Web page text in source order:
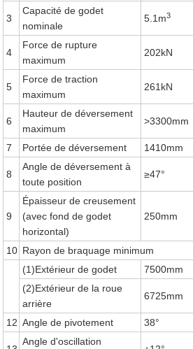
3
Capacité de godet
nominale
5.1m3
4
Force de rupture
maximum
202kN
5
Force de traction
maximum
261kN
6
Hauteur de déversement
maximum
>3300mm
7 Portée de déversement 1410mm
8
Angle de déversement à
toute position
≥47°
9
Épaisseur de creusement
(avec fond de godet
horizontal)
250mm
10 Rayon de braquage minimum
(1)Extérieur de godet
7500mm
(2)Extérieur de la roue
arrière
6725mm
12 Angle de pivotement 38°
Angle d'oscillation